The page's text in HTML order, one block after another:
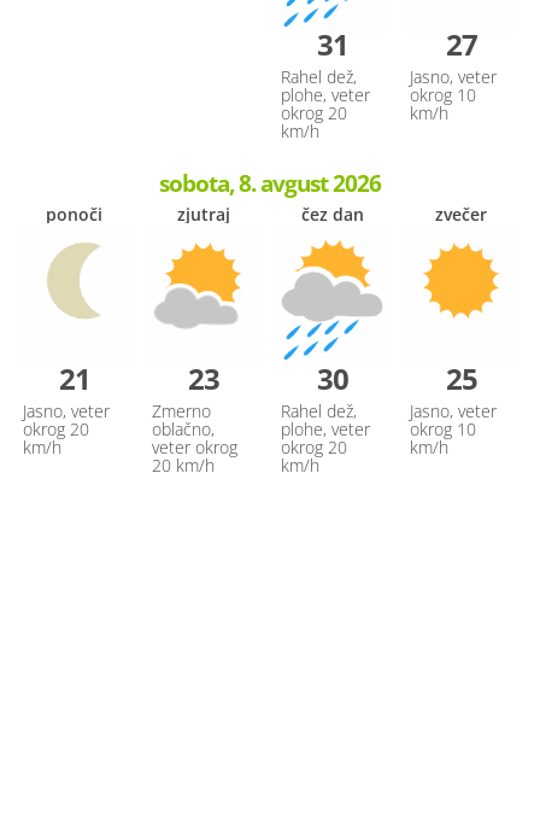
31
Rahel dež,
plohe, veter
okrog 20
km/h
27
Jasno, veter
okrog 10
km/h
sobota, 8. avgust 2026
ponoči
21
Jasno, veter
okrog 20
km/h
zjutraj
23
Zmerno
oblačno,
veter okrog
20 km/h
čez dan
30
Rahel dež,
plohe, veter
okrog 20
km/h
zvečer
25
Jasno, veter
okrog 10
km/h